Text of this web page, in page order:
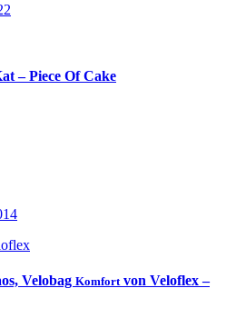
– Piece Of Cake
Velobag Komfort von Veloflex –